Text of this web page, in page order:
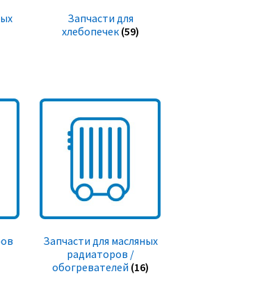
Запчасти для
хлебопечек (59)
Запчасти для масляных
радиаторов /
обогревателей (16)